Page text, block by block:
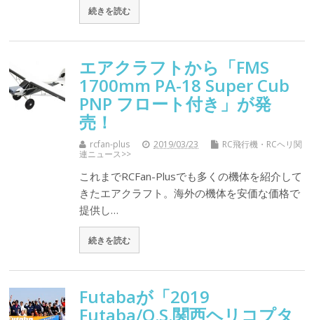
続きを読む
エアクラフトから「FMS
1700mm PA-18 Super Cub
PNP フロート付き」が発
売！
rcfan-plus 2019/03/23
RC飛行機・RCヘリ関
連ニュース>>
これまでRCFan-Plusでも多くの機体を紹介して
きたエアクラフト。海外の機体を安価な価格で
提供し…
続きを読む
Futabaが「2019
Futaba/O.S.関西ヘリコプタ